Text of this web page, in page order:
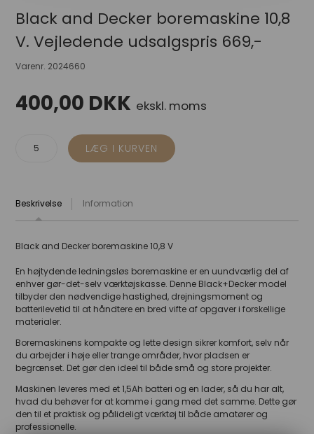
Black and Decker boremaskine 10,8
V. Vejledende udsalgspris 669,-
Varenr. 2024660
400,00 DKK ekskl. moms
Beskrivelse Information
Black and Decker boremaskine 10,8 V
En højtydende ledningsløs boremaskine er en uundværlig del af
enhver gør-det-selv værktøjskasse. Denne Black+Decker model
tilbyder den nødvendige hastighed, drejningsmoment og
batterilevetid til at håndtere en bred vifte af opgaver i forskellige
materialer.
Boremaskinens kompakte og lette design sikrer komfort, selv når
du arbejder i høje eller trange områder, hvor pladsen er
begrænset. Det gør den ideel til både små og store projekter.
Maskinen leveres med et 1,5Ah batteri og en lader, så du har alt,
hvad du behøver for at komme i gang med det samme. Dette gør
den til et praktisk og pålideligt værktøj til både amatører og
professionelle.